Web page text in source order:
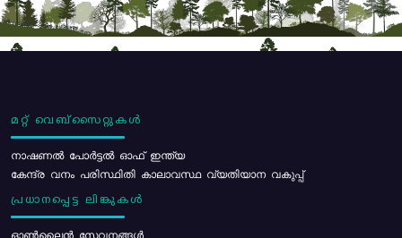
മറ്റ് വെബ്സൈറ്റുകൾ
നാഷണൽ പോർട്ടൽ ഓഫ് ഇന്ത്യ
കേന്ദ്ര വനം പരിസ്ഥിതി കാലാവസ്ഥ വ്യതിയാന വകുപ്പ്
പ്രധാനപ്പെട്ട ലിങ്കുകൾ
ഓൺലൈൻ സേവനങ്ങൾ